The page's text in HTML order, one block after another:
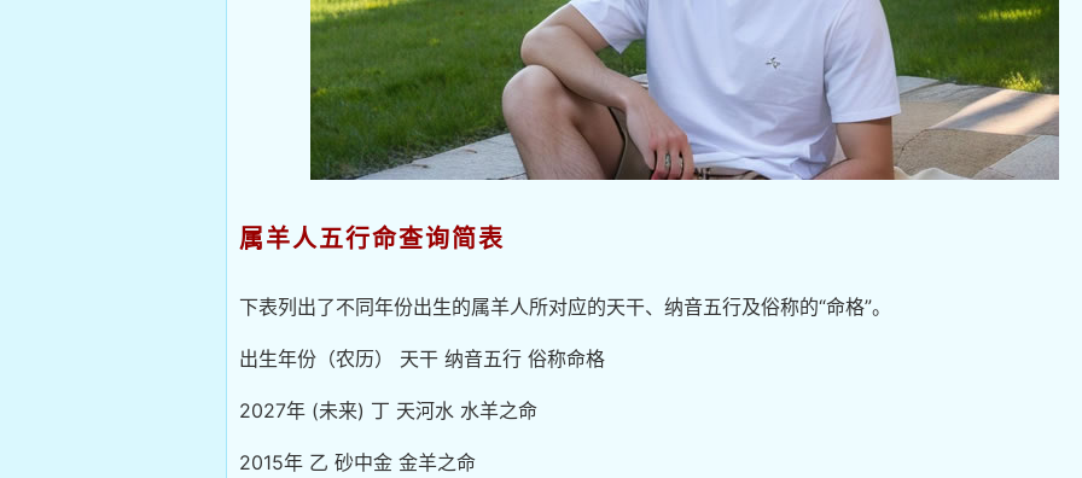
属羊人五行命查询简表
下表列出了不同年份出生的属羊人所对应的天干、纳音五行及俗称的“命格”。
出生年份（农历） 天干 纳音五行 俗称命格
2027年 (未来) 丁 天河水 水羊之命
2015年 乙 砂中金 金羊之命